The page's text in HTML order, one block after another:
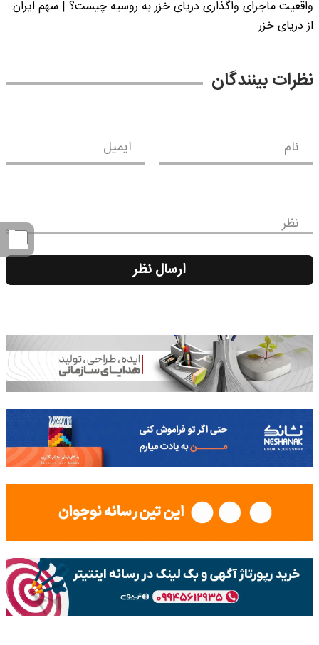
واقعیت ماجرای واگذاری دریای خزر به روسیه چیست؟ | سهم ایران
از دریای خزر
نظرات بینندگان
نام ایمیل
نظر
ارسال نظر